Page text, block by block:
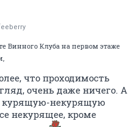
Винного Клуба на первом этаже
что проходимость
очень даже ничего. А
курящую-некурящую
некурящее, кроме